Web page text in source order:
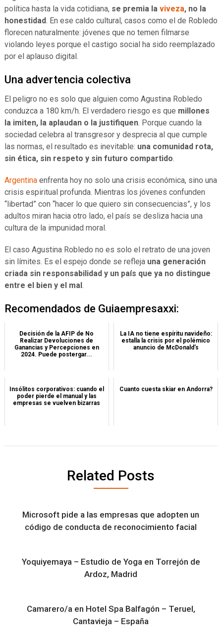
política hasta la vida cotidiana, se premia laviveza, no la
honestidad. En ese caldo cultural, casos como el de Robledo
florecen naturalmente: jóvenes que no temen filmarse
violando leyes porque el castigo social ha sido reemplazado
por el aplauso digital.
Una advertencia colectiva
El peligro no es solo que alguien como Agustina Robledo
conduzca a 180 km/h. El verdadero riesgo es que millones
la imiten, la aplaudan o la justifiquen. Porque cuando la
sociedad celebra al transgresor y desprecia al que cumple
las normas, el resultado es inevitable: una comunidad rota,
sin ética, sin respeto y sin futuro compartido.
Argentina enfrenta hoy no solo una crisis económica, sino una
crisis espiritual profunda. Mientras los jóvenes confunden
“libertad” con “hacer lo que quiero sin consecuencias”, y los
adultos miran hacia otro lado, el país se desliza hacia una
cultura de la impunidad moral.
El caso Agustina Robledo no es solo el retrato de una joven
sin límites. Es el espejo donde se refleja una generación
criada sin responsabilidad y un país que ya no distingue
entre el bien y el mal.
Recomendados de Guiaempresaxxi:
Decisión de la AFIP de No
Realizar Devoluciones de
Ganancias y Percepciones en
2024. Puede postergar...
La IA no tiene espíritu navideño:
estalla la crisis por el polémico
anuncio de McDonald’s
Insólitos corporativos: cuando el
poder pierde el manual y las
empresas se vuelven bizarras
Cuanto cuesta skiar en Andorra?
Related Posts
Microsoft pide a las empresas que adopten un
código de conducta de reconocimiento facial
Yoquiyemaya – Estudio de Yoga en Torrejón de
Ardoz, Madrid
Camarero/a en Hotel Spa Balfagón – Teruel,
Cantavieja – España